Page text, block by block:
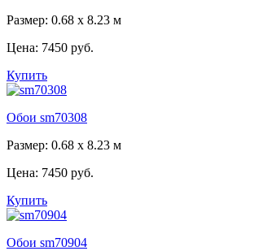
Размер: 0.68 x 8.23 м
Цена: 7450 руб.
Купить
Обои sm70308
Размер: 0.68 x 8.23 м
Цена: 7450 руб.
Купить
Обои sm70904